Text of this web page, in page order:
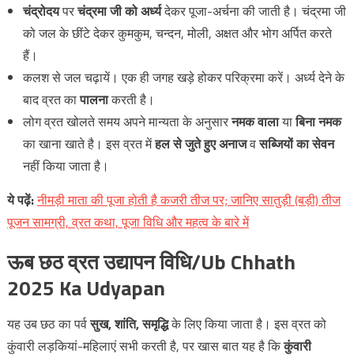
चंद्रोदयपरचंद्रमा जी को अर्ध्यदेकर पूजा-अर्चना की जाती है। चंद्रमा जी
को जल के छींटे देकर कुमकुम, चन्दन, मोली, अक्षत और भोग अर्पित करते
हैं।
कलश से जल चढ़ायें। एक ही जगह खड़े होकर परिक्रमा करें। अर्ध्य देने के
बाद व्रत कापालनाकरती है।
लोग व्रत खोलते समय अपने मान्यता के अनुसारनमक वालायाबिना नमक
का खाना खाते है। इस व्रत मेंहल से जुते हुए अनाजवसब्जियों का सेवन
नहीं किया जाता है।
येपढ़ें:नीमड़ी माता की पूजा होती है कजरी तीज पर; जानिए सातुड़ी (बड़ी) तीज
पूजन सामग्री, व्रत कथा, पूजा विधि और महत्व के बारे में
ऊब छठ व्रत उद्यापन विधि/Ub Chhath
2025 Ka Udyapan
यह उब छठ का पर्वसुख, शांति, समृद्धिके लिए किया जाता है। इस व्रत को
कुंवारी लड़कियां-महिलाएं सभी करती है, पर खास बात यह है किकुंवारी